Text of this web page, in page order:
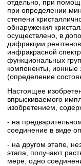
отдельно, при
при определении
степени
обнаружения
осуществлено, в
дифракции
инфракрасной
функциональных
компоненты, ионные
(определение
Настоящее
впрыскиваемого
изобретением,
- на
соединение в виде
- на другом этапе,
этапа, получают
мере, одно